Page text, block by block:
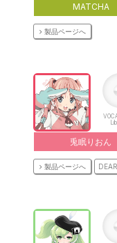
MATCHA
製品ページへ
兎眠りおん
製品ページへ